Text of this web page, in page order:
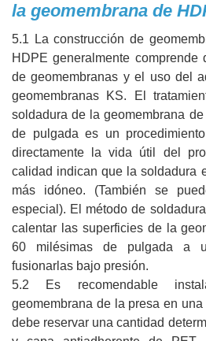
la geomembrana de
5.1 La construcción de
HDPE generalmente comprende
de geomembranas y el uso del
geomembranas KS. El
soldadura de la geomembrana
de pulgada es un
directamente la vida útil del
calidad indican que la soldadura
más idóneo. (También se
especial). El método de
calentar las superficies de la
60 milésimas de pulgada a
fusionarlas bajo presión.
5.2 Es recomendable
geomembrana de la presa en
debe reservar una cantidad